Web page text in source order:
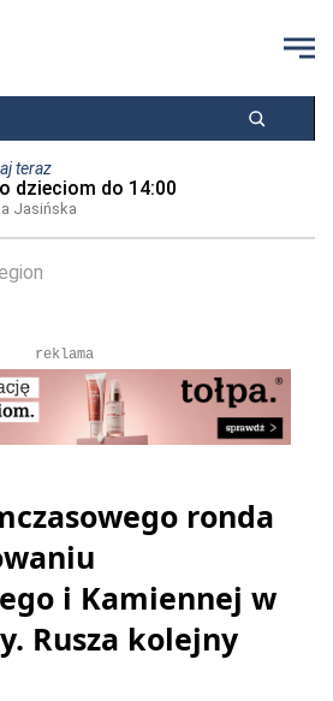
teraz
dzieciom do 14:00
Jasińska
reklama
ronda
i Kamiennej w
Rusza kolejny